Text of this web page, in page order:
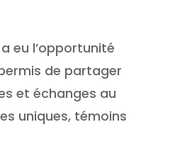
eu l’opportunité
de partager
et échanges au
uniques, témoins